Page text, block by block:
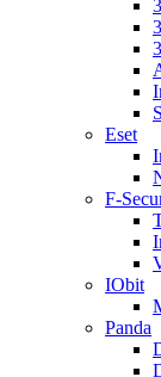
Eset
F-
IObit
Panda